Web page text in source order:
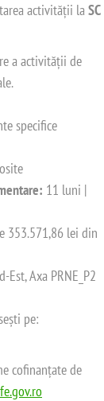
activității laSC
a activității de
specifice
11 luni |
353.571,86 lei din
Est, Axa PRNE_P2
pe:
cofinanțate de